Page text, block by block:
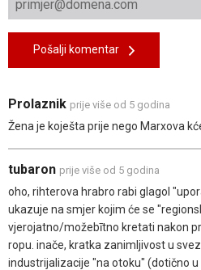
Pošalji komentar
Prolaznik prije više od 5 godina
Žena je koješta prije nego Marxova
tubaron prije više od 5 godina
oho, rihterova hrabro rabi glagol
ukazuje na smjer kojim će se
vjerojatno/možebītno kretati nakon
ropu. inače, kratka zanimljivost u
industrijalizacije "na otoku" (dotično u